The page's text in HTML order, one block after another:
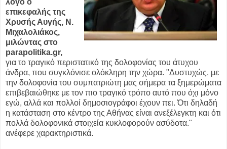
επικεφαλής της
Χρυσής Αυγής, Ν.
Μιχαλολιάκος,
μιλώντας στο
parapolitika.gr,
για το τραγικό περιστατικό της δολοφονίας του άτυχου
άνδρα, που συγκλόνισε ολόκληρη την χώρα. "Δυστυχώς, με
την δολοφονία του συμπατριώτη μας σήμερα τα ξημερώματα
επιβεβαιώθηκε με τον πιο τραγικό τρόπο αυτό που όχι μόνο
εγώ, αλλά και πολλοί δημοσιογράφοι έχουν πει. Ότι δηλαδή
η κατάσταση στο κέντρο της Αθήνας είναι ανεξέλεγκτη και ότι
πολλά δολοφονικά στοιχεία κυκλοφορούν ασύδοτα."
ανέφερε χαρακτηριστικά.